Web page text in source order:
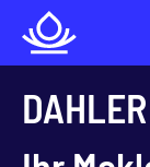
Direkt
zum
Inhalt